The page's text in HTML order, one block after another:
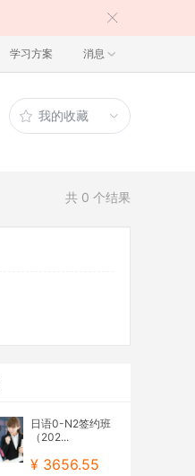
学习方案 消息
我的收藏
共 0 个结果
日语0-N2签约班
（202...
¥ 3656.55